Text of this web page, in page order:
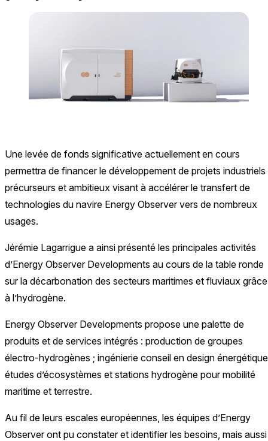
Une levée de fonds significative actuellement en cours
permettra de financer le développement de projets industriels
précurseurs et ambitieux visant à accélérer le transfert de
technologies du navire Energy Observer vers de nombreux
usages.
Jérémie Lagarrigue a ainsi présenté les principales activités
d’Energy Observer Developments au cours de la table ronde
sur la décarbonation des secteurs maritimes et fluviaux grâce
à l’hydrogène.
Energy Observer Developments propose une palette de
produits et de services intégrés : production de groupes
électro-hydrogènes ; ingénierie conseil en design
études d’écosystèmes et stations hydrogène pour mobilité
maritime et terrestre.
Au fil de leurs escales européennes, les équipes d’Energy
Observer ont pu constater et identifier les besoins, mais aussi